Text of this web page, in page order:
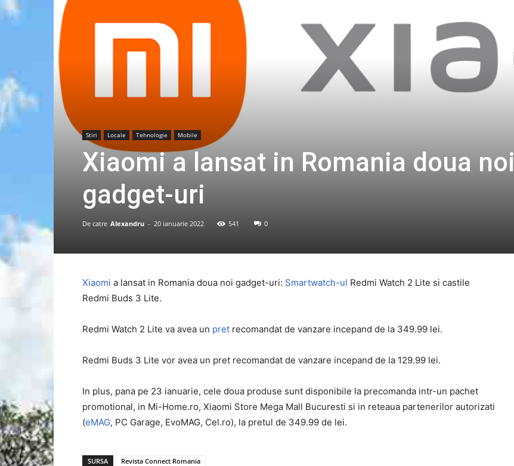
Stiri Locale Tehnologie Mobile
Xiaomi a lansat in Romania doua noi
gadget-uri
De catre Alexandru - 20 ianuarie 2022 541 0
Xiaomi a lansat in Romania doua noi gadget-uri: Smartwatch-ul Redmi Watch 2 Lite si castile
Redmi Buds 3 Lite.
Redmi Watch 2 Lite va avea un pret recomandat de vanzare incepand de la 349.99 lei.
Redmi Buds 3 Lite vor avea un pret recomandat de vanzare incepand de la 129.99 lei.
In plus, pana pe 23 ianuarie, cele doua produse sunt disponibile la precomanda intr-un pachet
promotional, in Mi-Home.ro, Xiaomi Store Mega Mall Bucuresti si in reteaua partenerilor autorizati
(eMAG, PC Garage, EvoMAG, Cel.ro), la pretul de 349.99 de lei.
SURSA Revista Connect Romania